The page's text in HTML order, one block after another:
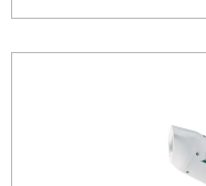
seiner Produkte, von
entsprechende
NoLieferzeit: ca. 14